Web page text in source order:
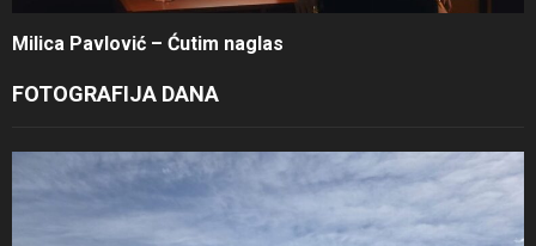
Milica Pavlović – Ćutim naglas
FOTOGRAFIJA DANA